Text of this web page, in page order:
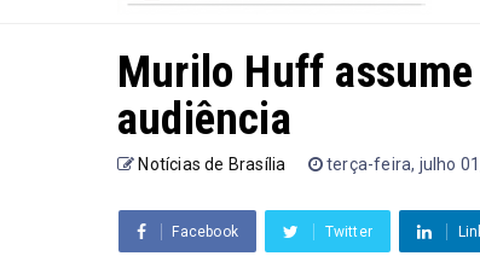
Murilo Huff
audiência
Notícias de Brasília terça-feira, julho
Facebook Twitter